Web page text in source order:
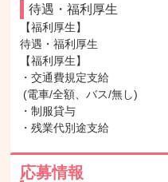
待遇・福利厚生
【福利厚生】
待遇・福利厚生
【福利厚生】
・交通費規定支給
・制服貸与
・残業代別途支給
応募情報